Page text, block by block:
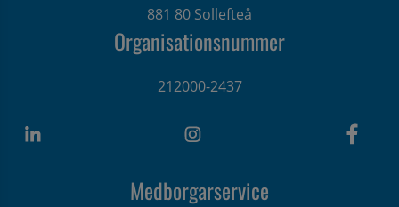
881 80 Sollefteå
Organisationsnummer
212000-2437
Medborgarservice